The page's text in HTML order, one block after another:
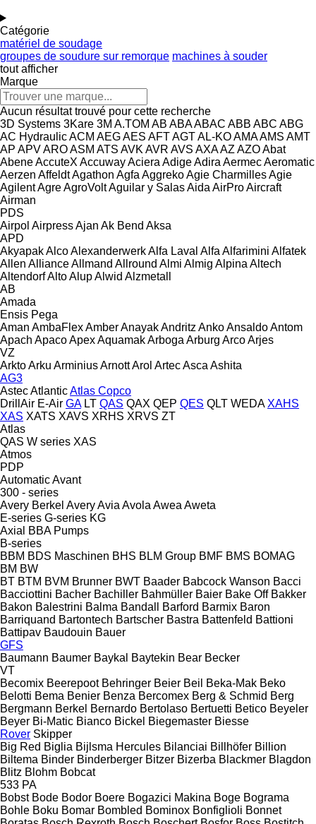
Catégorie
matériel de soudage
groupes de soudure sur remorque machines à souder
tout afficher
Marque
Aucun résultat trouvé pour cette recherche
3D Systems 3Kare 3M A.TOM AB ABAABAC ABB ABC ABG
AC HydraulicACM AEGAES AFTAGTAL-KOAMAAMS AMT
AP APVAROASM ATS AVK AVR AVS AXAAZ AZOAbat
AbeneAccuteX AccuwayAciera AdigeAdira AermecAeromatic
Aerzen AffeldtAgathon Agfa AggrekoAgie CharmillesAgie
AgilentAgreAgroVoltAguilar y SalasAida AirProAircraft
Airman
PDS
Airpol AirpressAjan Ak Bend Aksa
APD
AkyapakAlcoAlexanderwerkAlfa Laval Alfa Alfarimini Alfatek
Allen AllianceAllmand Allround Almi Almig Alpina Altech
AltendorfAltoAlupAlwid Alzmetall
AB
Amada
Ensis Pega
Aman AmbaFlexAmberAnayakAndritz AnkoAnsaldoAntom
Apach ApacoApexAquamakArboga Arburg ArcoArjes
VZ
ArktoArku ArminiusArnottArol ArtecAsca Ashita
AG3
AstecAtlanticAtlas Copco
DrillAir E-Air GA LT QAS QAX QEP QES QLT WEDA XAHS
XAS XATS XAVS XRHS XRVS ZT
Atlas
QAS W series XAS
Atmos
PDP
AutomaticAvant
300 - series
Avery Berkel AveryAvia Avola Awea Aweta
E-series G-series KG
Axial
BBA Pumps
B-series
BBM BDS Maschinen BHS BLM Group BMF BMS BOMAG
BM BW
BT BTM BVM Brunner BWT Baader Babcock Wanson Bacci
Bacciottini Bacher Bachiller Bahmüller Baier Bake Off Bakker
Bakon Balestrini Balma Bandall Barford Barmix Baron
Barriquand Bartontech Bartscher Bastra Battenfeld Battioni
Battipav Baudouin Bauer
GFS
Baumann Baumer Baykal Baytekin Bear Becker
VT
Becomix Beerepoot Behringer Beier Beil Beka-Mak Beko
Belotti Bema Benier Benza Bercomex Berg & Schmid Berg
Bergmann Berkel Bernardo Bertolaso Bertuetti Betico Beyeler
Beyer Bi-Matic Bianco Bickel Biegemaster Biesse
Rover Skipper
Big Red Biglia Bijlsma Hercules Bilanciai Billhöfer Billion
Biltema Binder Binderberger Bitzer Bizerba Blackmer Blagdon
Blitz Blohm Bobcat
533 PA
Bobst Bode Bodor Boere Bogazici Makina Boge Bograma
Bohle Boku Bomar Bombled Bominox Bonfiglioli Bonnet